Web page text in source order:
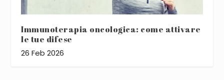
Immunoterapia oncologica: come attivare
le tue difese
26 Feb 2026